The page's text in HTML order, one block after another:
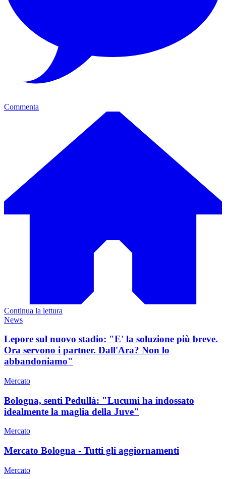
Commenta
Continua la lettura
News
Lepore sul nuovo stadio: "E' la soluzione più breve.
Ora servono i partner. Dall'Ara? Non lo
abbandoniamo"
Mercato
Bologna, senti Pedullà: "Lucumi ha indossato
idealmente la maglia della Juve"
Mercato
Mercato Bologna - Tutti gli aggiornamenti
Mercato